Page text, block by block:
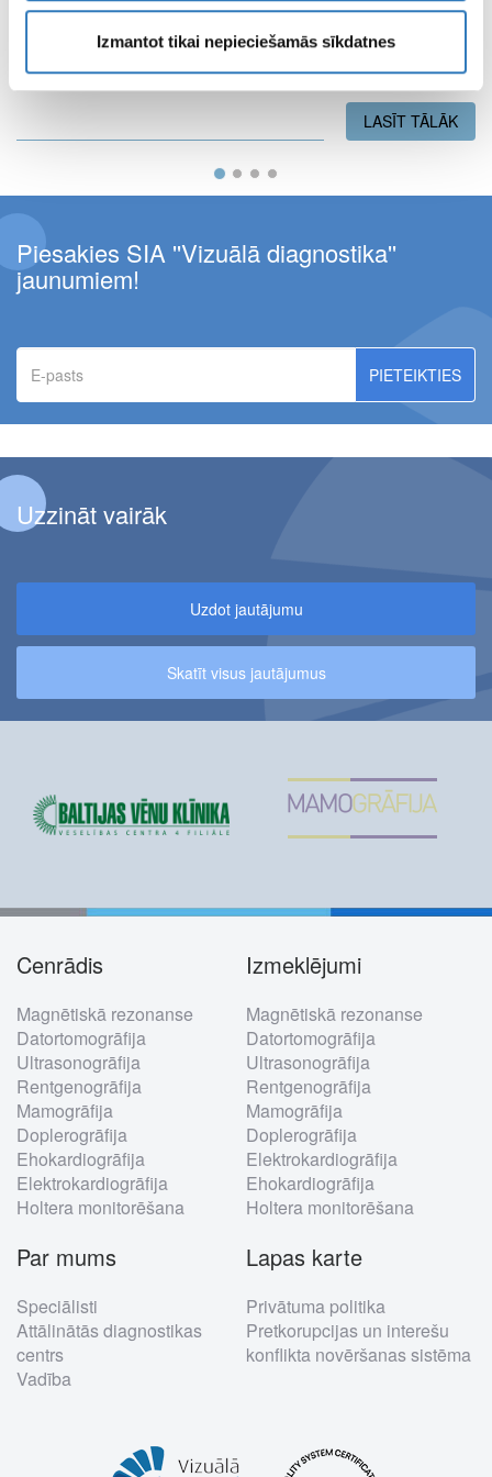
Izmantot tikai nepieciešamās sīkdatnes
Kuldīgas pusmaratona dalībniekiem – 10% atlaide magnētiskās
rezonanses izmeklējumiem Kuldīgā!
LASĪT TĀLĀK
Piesakies SIA ''Vizuālā diagnostika''
jaunumiem!
pasts
Uzzināt vairāk
Uzdot jautājumu
Skatīt visus jautājumus
Footer
menu
Cenrādis
Magnētiskā rezonanse
Datortomogrāfija
Ultrasonogrāfija
Rentgenogrāfija
Mamogrāfija
Doplerogrāfija
Ehokardiogrāfija
Elektrokardiogrāfija
Holtera monitorēšana
Izmeklējumi
Magnētiskā rezonanse
Datortomogrāfija
Ultrasonogrāfija
Rentgenogrāfija
Mamogrāfija
Doplerogrāfija
Elektrokardiogrāfija
Ehokardiogrāfija
Holtera monitorēšana
Par mums
Speciālisti
Attālinātās diagnostikas
centrs
Vadība
Lapas karte
Privātuma politika
Pretkorupcijas un interešu
konflikta novēršanas sistēma